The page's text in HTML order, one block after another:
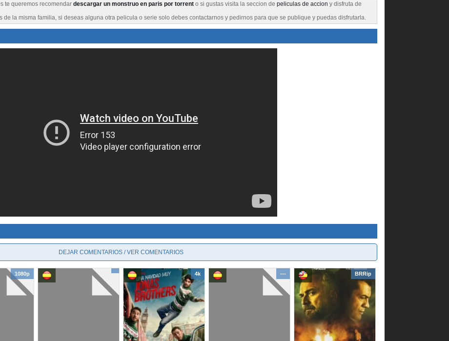
te queremos recomendar descargar un monstruo en paris por torrent o si gustas visita la seccion de peliculas de accion y disfruta de
de la misma familia, si deseas alguna otra pelicula o serie solo debes contactarnos y pedirnos para que se publique y puedas disfrutarla.
DEJAR COMENTARIOS / VER COMENTARIOS
1080p 4k --- BRRip